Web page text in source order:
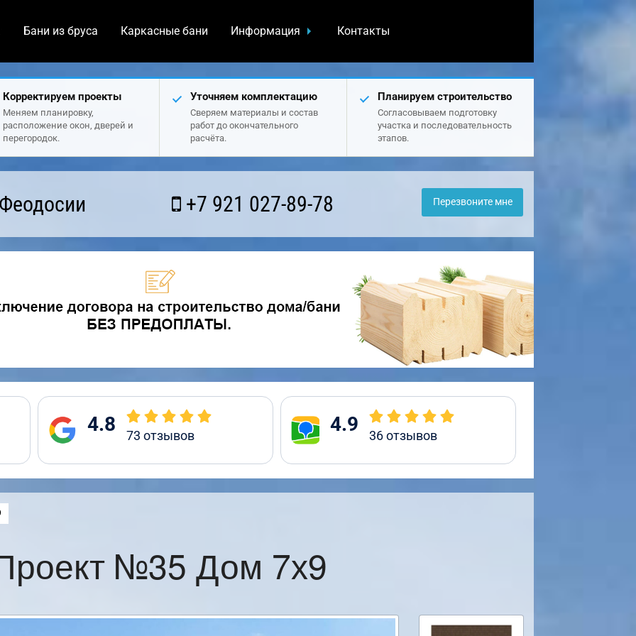
Бани из бруса Каркасные бани Информация Контакты
Корректируем проекты
Меняем планировку,
расположение окон, дверей и
перегородок.
Уточняем комплектацию
Сверяем материалы и состав
работ до окончательного
расчёта.
Планируем строительство
Согласовываем подготовку
участка и последовательность
этапов.
+7 921 027-89-78 Перезвоните мне
4.8 73 отзывов 4.9 36отзывов
№35 Дом 7х9